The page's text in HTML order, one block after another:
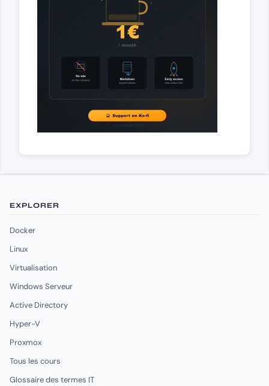
EXPLORER
Docker
Linux
Virtualisation
Windows Serveur
Active Directory
Hyper-V
Proxmox
Tous les cours
Glossaire des termes IT